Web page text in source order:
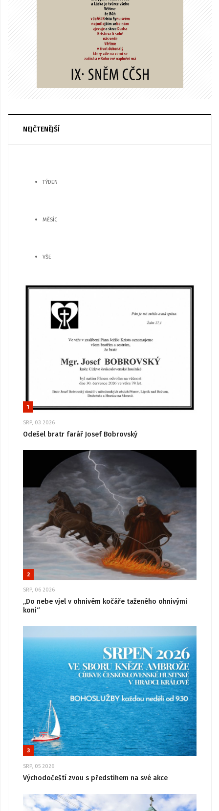
NEJČTENĚJŠÍ
TÝDEN
MĚSÍC
VŠE
1
SRP, 03 2026
Odešel bratr farář Josef Bobrovský
2
SRP, 06 2026
„Do nebe vjel v ohnivém kočáře taženého ohnivými
koni“
3
SRP, 05 2026
Východočeští zvou s předstihem na své akce